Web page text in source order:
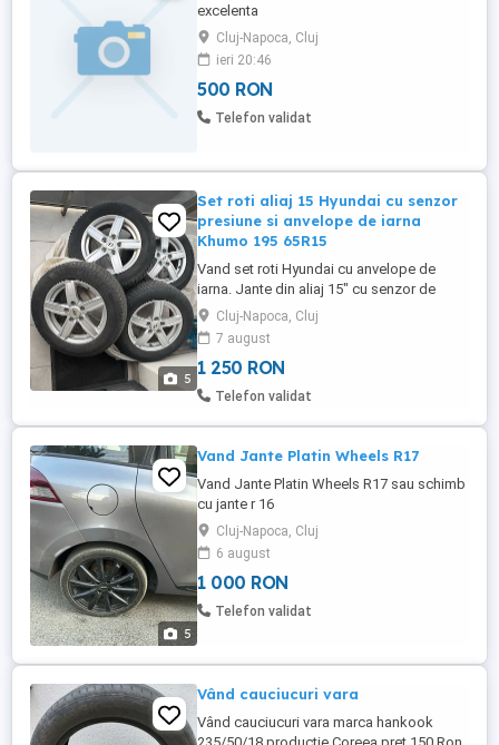
excelenta
Cluj-Napoca, Cluj
ieri 20:46
500 RON
Telefon validat
5
Set roti aliaj 15 Hyundai cu senzor
presiune si anvelope de iarna
Khumo 195 65R15
Vand set roti Hyundai cu anvelope de
iarna. Jante din aliaj 15" cu senzor de
presiune TPMS. PDC 114,3. Jantele sunt in
stare buna, dar in unele zone vopseaua de
pe ele este putin exfoliata sau umflata.
Anvelope iarna M+S, cu aproximativ 5 mm
si micro crapaturi prezente pe toate
Cluj-Napoca, Cluj
7 august
1 250 RON
Telefon validat
5
Vand Jante Platin Wheels R17
Vand Jante Platin Wheels R17 sau schimb
cu jante r 16
Cluj-Napoca, Cluj
6 august
1 000 RON
Telefon validat
Vând cauciucuri vara
Vând cauciucuri vara marca hankook